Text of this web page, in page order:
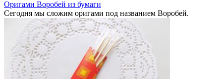
Оригами Воробей из бумаги
Сегодня мы сложим оригами под названием Воробей.